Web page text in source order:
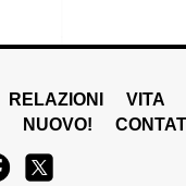
RELAZIONI
VITA
NUOVO!